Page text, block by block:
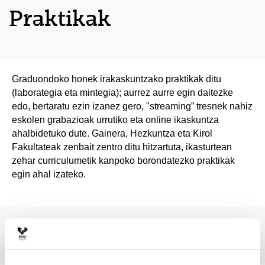
Praktikak
Graduondoko honek irakaskuntzako praktikak ditu
(laborategia eta mintegia); aurrez aurre egin daitezke
edo, bertaratu ezin izanez gero, "streaming” tresnek nahiz
eskolen grabazioak urrutiko eta online ikaskuntza
ahalbidetuko dute. Gainera, Hezkuntza eta Kirol
Fakultateak zenbait zentro ditu hitzartuta, ikasturtean
zehar curriculumetik kanpoko borondatezko praktikak
egin ahal izateko.